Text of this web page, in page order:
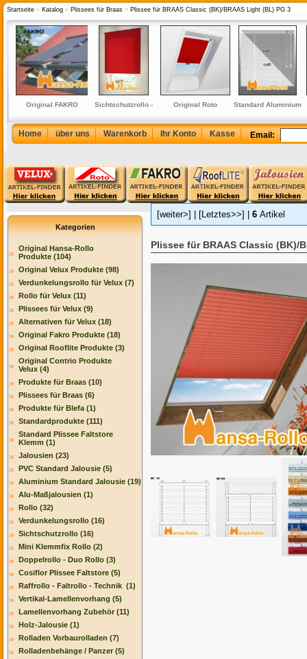
Startseite » Katalog » Plissees für Braas » Plissee für BRAAS Classic (BK)/BRAAS Light (BL) PG 3
435
Original FAKRO
PTP PG1
Sichtschutzrollo -
Original Roto
420 H
Standard Aluminium
Home über uns Warenkorb Ihr Konto Kasse Email:
Kategorien
Original Hansa-Rollo
Produkte (104)
Original Velux Produkte (98)
Verdunkelungsrollo für Velux (7)
Rollo für Velux (11)
Plissees für Velux (9)
Alternativen für Velux (18)
Original Fakro Produkte (18)
Original Rooflite Produkte (3)
Original Contrio Produkte
Velux (4)
Produkte für Braas (10)
Plissees für Braas (6)
Produkte für Blefa (1)
Standardprodukte (111)
Standard Plissee Faltstore
Klemm (1)
Jalousien (23)
PVC Standard Jalousie (5)
Aluminium Standard Jalousie (19)
Alu-Maßjalousien (1)
Rollo (32)
Verdunkelungsrollo (16)
Sichtschutzrollo (16)
Mini Klemmfix Rollo (2)
Doppelrollo - Duo Rollo (3)
Cosiflor Plissee Faltstore (5)
Raffrollo - Faltrollo - Technik (1)
Vertikal-Lamellenvorhang (5)
Lamellenvorhang Zubehör (11)
Holz-Jalousie (1)
Rolladen Vorbaurolladen (7)
Rolladenbehänge / Panzer (5)
[weiter>] [Letztes>>] 6 Artikel
Plissee für BRAAS Classic (BK)/